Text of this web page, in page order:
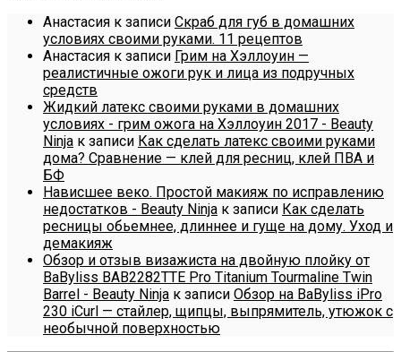
Анастасия к записи Скраб для губ в домашних
условиях своими руками. 11 рецептов
Анастасия к записи Грим на Хэллоуин —
реалистичные ожоги рук и лица из подручных
средств
Жидкий латекс своими руками в домашних
условиях - грим ожога на Хэллоуин 2017 - Beauty
Ninja к записи Как сделать латекс своими руками
дома? Сравнение — клей для ресниц, клей ПВА и
БФ
Нависшее веко. Простой макияж по исправлению
недостатков - Beauty Ninja к записи Как сделать
ресницы обьемнее, длиннее и гуще на дому. Уход и
демакияж
Обзор и отзыв визажиста на двойную плойку от
BaByliss BAB2282TTE Pro Titanium Tourmaline Twin
Barrel - Beauty Ninja к записи Обзор на BaByliss iPro
230 iCurl — стайлер, щипцы, выпрямитель, утюжок с
необычной поверхностью